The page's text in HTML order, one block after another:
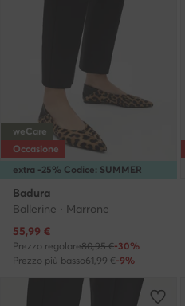
extra -25% Codice: SUMMER
weCare
Occasione
Badura
Ballerine · Marrone
Prezzo attuale
55,99 €
Prezzo regolare80,95 €-30%
Prezzo più basso61,99 €-9%